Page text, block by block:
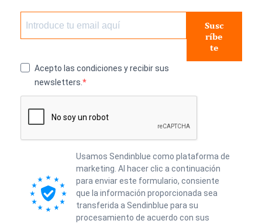
Susc
ríbe
te
Acepto las condiciones y recibir sus
newsletters.
Usamos Sendinblue como plataforma de
marketing. Al hacer clic a continuación
para enviar este formulario, consiente
que la información proporcionada sea
transferida a Sendinblue para su
procesamiento de acuerdo con sus